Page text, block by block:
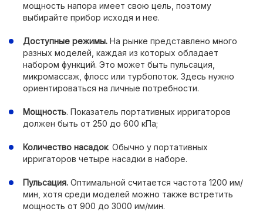
мощность напора имеет свою цель, поэтому
выбирайте прибор исходя и нее.
Доступные режимы. На рынке представлено много
разных моделей, каждая из которых обладает
набором функций. Это может быть пульсация,
микромассаж, флосс или турбопоток. Здесь нужно
ориентироваться на личные потребности.
Мощность. Показатель портативных ирригаторов
должен быть от 250 до 600 кПа;
Количество насадок. Обычно у портативных
ирригаторов четыре насадки в наборе.
Пульсация. Оптимальной считается частота 1200 им/
мин, хотя среди моделей можно также встретить
мощность от 900 до 3000 им/мин.